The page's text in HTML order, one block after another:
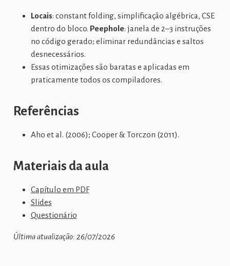
Locais: constant folding, simplificação algébrica, CSE
dentro do bloco. Peephole: janela de 2–3 instruções
no código gerado; eliminar redundâncias e saltos
desnecessários.
Essas otimizações são baratas e aplicadas em
praticamente todos os compiladores.
Referências
Aho et al. (2006); Cooper & Torczon (2011).
Materiais da aula
Capítulo em PDF
Slides
Questionário
Última atualização: 26/07/2026